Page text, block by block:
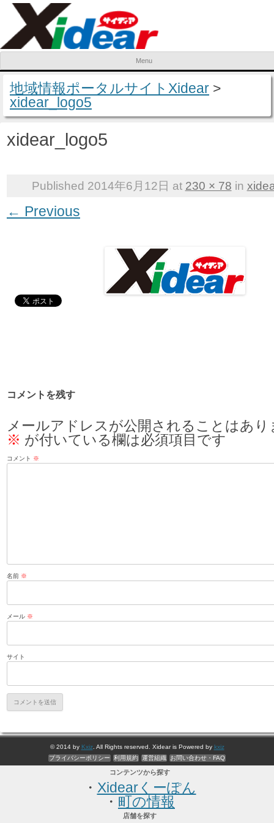
Menu
Skip to content
地域情報ポータルサイトXidear >
xidear_logo5
xidear_logo5
Published 2014年6月12日 at 230 × 78 in
← Previous
コメントを残す
メールアドレスが公開されることはあり
※ が付いている欄は必須項目です
コメント ※
名前 ※
メール ※
サイト
© 2014 by Kxiz. All Rights reserved. Xidear is Powered by kxiz
プライバシーポリシー
利用規約 運営組織 お問い合わせ・FAQ
コンテンツから探す
・ Xidearくーぽん
・ 町の情報
店舗を探す